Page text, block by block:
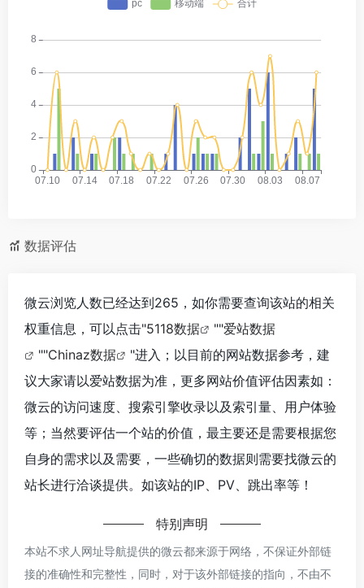
数据评估
微云浏览人数已经达到265，如你需要查询该站的相关
权重信息，可以点击"5118数据 ""爱站数据
""Chinaz数据
"进入；以目前的网站数据参考，建
议大家请以爱站数据为准，更多网站价值评估因素如：
微云的访问速度、搜索引擎收录以及索引量、用户体验
等；当然要评估一个站的价值，最主要还是需要根据您
自身的需求以及需要，一些确切的数据则需要找微云的
站长进行洽谈提供。如该站的IP、PV、跳出率等！
特别声明
本站不求人网址导航提供的微云都来源于网络，不保证外部链
接的准确性和完整性，同时，对于该外部链接的指向，不由不